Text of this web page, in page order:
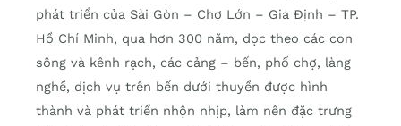
phát triển của Sài Gòn – Chợ Lớn – Gia Định – TP.
Hồ Chí Minh, qua hơn 300 năm, dọc theo các con
sông và kênh rạch, các cảng – bến, phố chợ, làng
nghề, dịch vụ trên bến dưới thuyền được hình
thành và phát triển nhộn nhịp, làm nên đặc trưng